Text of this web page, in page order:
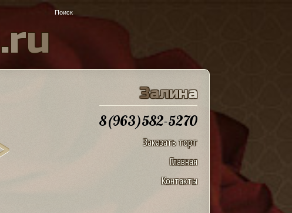
.ru
Залина
8(963)582-5270
Заказать торт
Главная
Контакты